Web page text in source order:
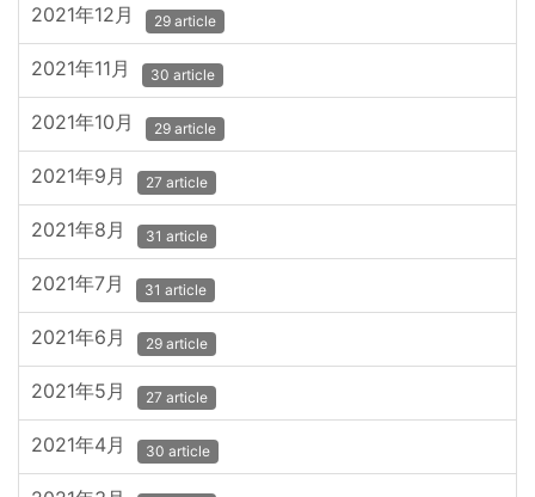
2021年12月 29 article
2021年11月 30 article
2021年10月 29 article
2021年9月 27 article
2021年8月 31 article
2021年7月 31 article
2021年6月 29 article
2021年5月 27 article
2021年4月 30 article